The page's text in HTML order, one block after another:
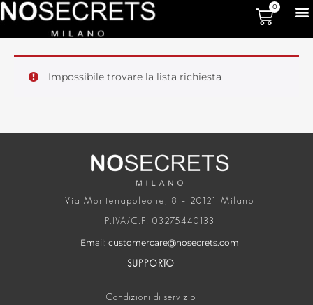
0
Impossibile trovare la lista richiesta
Via Montenapoleone, 8 – 20121 Milano
P.IVA/C.F. 03275440133
Email: customercare@nosecrets.com
SUPPORTO
Condizioni di servizio